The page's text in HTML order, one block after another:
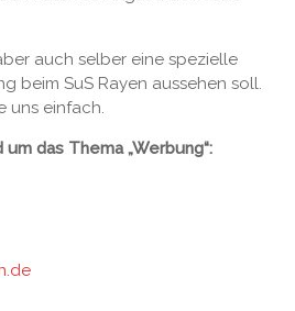
auch selber eine spezielle
beim SuS Rayen aussehen soll.
uns einfach.
das Thema „Werbung“: